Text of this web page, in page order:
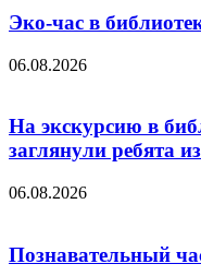
Эко-час в
06.08.2026
На экскурсию в
заглянули ребята
06.08.2026
Познавательный